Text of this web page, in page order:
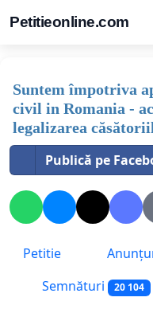
Petitieonline.com
Suntem împotriva
civil in Romania -
legalizarea
Publică pe
Petitie
Semnături 20 104